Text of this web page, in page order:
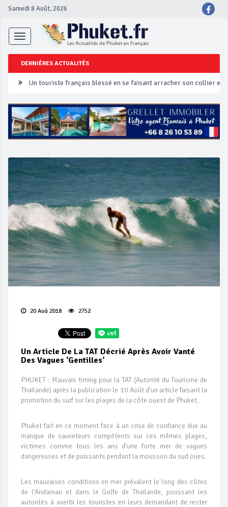
Samedi 8 Août, 2026
Toggle
navigation
DERNIÈRES ACTUALITÉS
Un touriste français blessé en se faisant arracher son collier en
‘Phuket Eye’ assurera la sécurité pendant Songkran
Phuket augmente les prix des bateaux vers Koh Phi Phi et des
20 Aoû 2018 2752
Un Article De La TAT Décrié Après Avoir Vanté
Des Vagues ‘gentilles’
PHUKET : Mauvais timing pour la TAT (Autorité du Tourisme de
Thaïlande) après la publication le 10 Août d’un article faisant la
promotion du surf sur les plages de la côte ouest de Phuket.
Phuket fait en ce moment face à un crise de confiance due au
manque de sauveteurs compétents sur ces mêmes plages,
victimes comme tous les ans d’une forte mer de vagues
dangereuses et de puissants pendant la mousson du sud oues.
Les mauvaises conditions en mer prévalent le long des côtes
de l’Andaman et dans le Golfe de Thaïlande, poussant les
autorités à avertir les touristes en leurs demandant de rester